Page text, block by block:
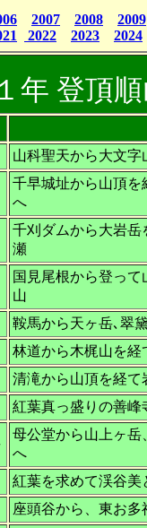
2007 2008
2009
2022 2023 2024
年 登頂
山科聖天から大文
千早城址から山頂を
へ
千刈ダムから大岩岳
瀬
国見尾根から登っ
山
鞍馬から天ヶ岳､翠
林道から木梶山を経
清滝から山頂を経て
紅葉真っ盛りの善峰
母公堂から山上ヶ岳
へ
紅葉を求めて渓谷美
座頭谷から、東お